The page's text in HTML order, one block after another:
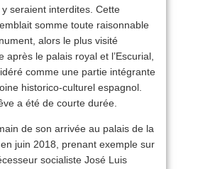
y seraient interdites. Cette
somme toute raisonnable
alors le plus visité
après le palais royal et l’Escurial,
comme une partie intégrante
historico-culturel espagnol.
a été de courte durée.
de son arrivée au palais de la
juin 2018, prenant exemple sur
socialiste José Luis